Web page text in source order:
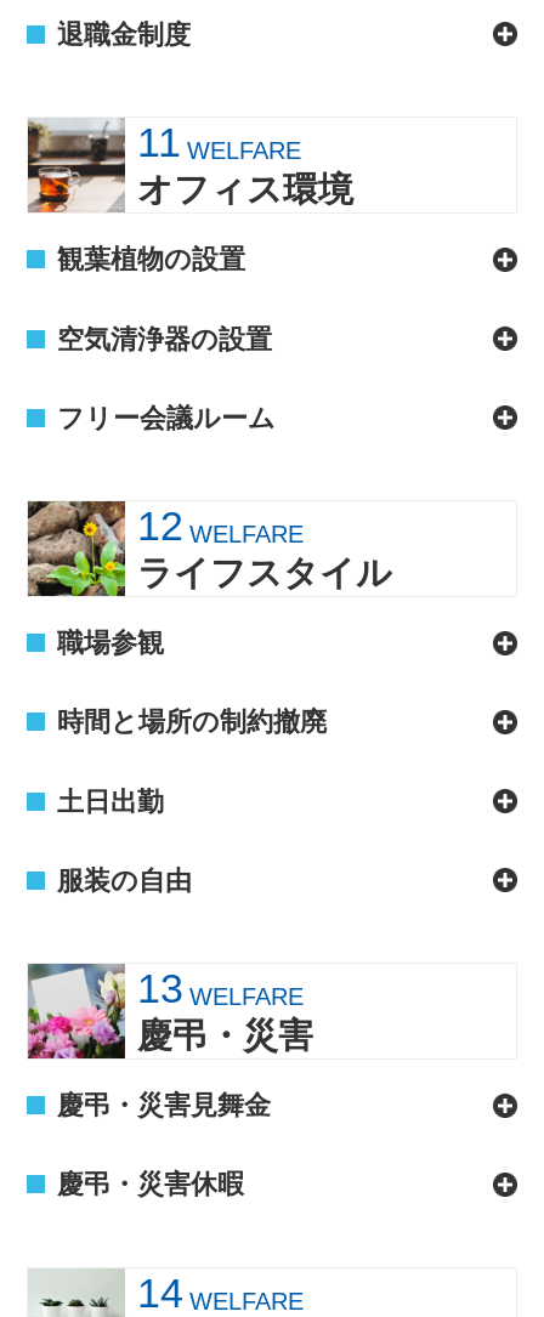
退職金制度
11 WELFARE
オフィス環境
観葉植物の設置
空気清浄器の設置
フリー会議ルーム
12 WELFARE
ライフスタイル
職場参観
時間と場所の制約撤廃
土日出勤
服装の自由
13 WELFARE
慶弔・災害
慶弔・災害見舞金
慶弔・災害休暇
14 WELFARE